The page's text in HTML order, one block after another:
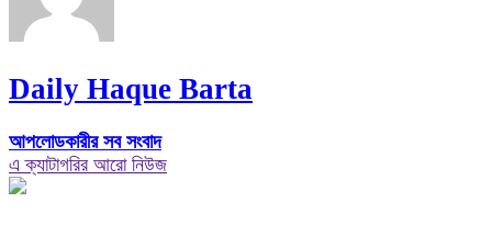
Daily Haque Barta
আপলোডকারীর সব সংবাদ
এ ক্যাটাগরির আরো নিউজ